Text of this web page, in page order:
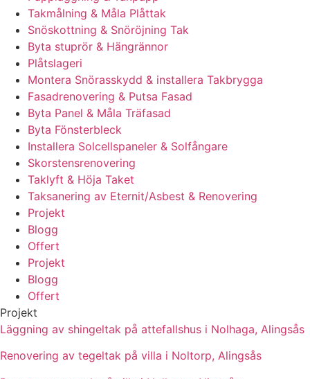
Takmålning & Måla Plåttak
Snöskottning & Snöröjning Tak
Byta stuprör & Hängrännor
Plåtslageri
Montera Snörasskydd & installera Takbrygga
Fasadrenovering & Putsa Fasad
Byta Panel & Måla Träfasad
Byta Fönsterbleck
Installera Solcellspaneler & Solfångare
Skorstensrenovering
Taklyft & Höja Taket
Taksanering av Eternit/Asbest & Renovering
Projekt
Blogg
Offert
Projekt
Blogg
Offert
Projekt
Läggning av shingeltak på attefallshus i Nolhaga, Alingsås
Renovering av tegeltak på villa i Noltorp, Alingsås